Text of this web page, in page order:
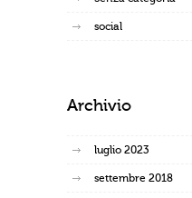
social
Archivio
luglio 2023
settembre 2018